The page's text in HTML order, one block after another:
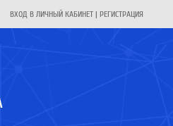
ВХОД В ЛИЧНЫЙ КАБИНЕТ | РЕГИСТРАЦИЯ